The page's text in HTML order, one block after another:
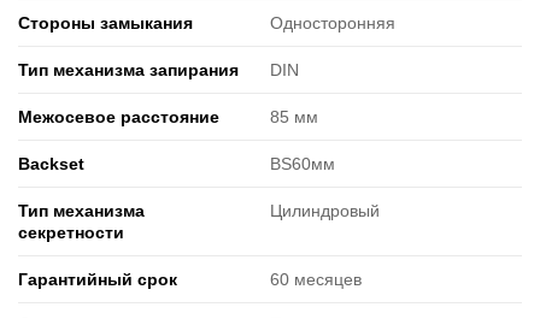
Стороны замыкания Односторонняя
Тип механизма запирания DIN
Межосевое расстояние 85 мм
Backset BS60мм
Тип механизма
секретности
Цилиндровый
Гарантийный срок 60 месяцев